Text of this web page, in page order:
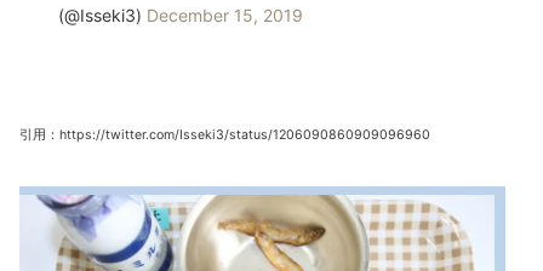
(@Isseki3) December 15, 2019
引用：https://twitter.com/Isseki3/status/1206090860909096960